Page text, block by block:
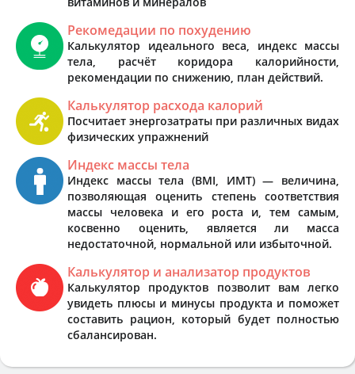
Рекомедации по похудению
Калькулятор идеального веса, индекс массы
тела, расчёт коридора калорийности,
рекомендации по снижению, план действий.
Калькулятор расхода калорий
Посчитает энергозатраты при различных видах
физических упражнений
Индекс массы тела
Индекс массы тела (BMI, ИМТ) — величина,
позволяющая оценить степень соответствия
массы человека и его роста и, тем самым,
косвенно оценить, является ли масса
недостаточной, нормальной или избыточной.
Калькулятор и анализатор продуктов
Калькулятор продуктов позволит вам легко
увидеть плюсы и минусы продукта и поможет
составить рацион, который будет полностью
сбалансирован.